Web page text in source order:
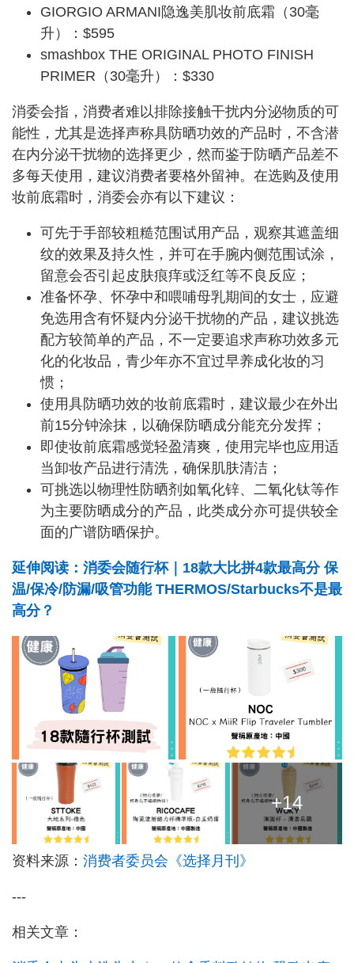
GIORGIO ARMANI隐逸美肌妆前底霜（30毫
升）：$595
smashbox THE ORIGINAL PHOTO FINISH
PRIMER（30毫升）：$330
消委会指，消费者难以排除接触干扰内分泌物质的可
能性，尤其是选择声称具防晒功效的产品时，不含潜
在内分泌干扰物的选择更少，然而鉴于防晒产品差不
多每天使用，建议消费者要格外留神。在选购及使用
妆前底霜时，消委会亦有以下建议：
可先于手部较粗糙范围试用产品，观察其遮盖细
纹的效果及持久性，并可在手腕内侧范围试涂，
留意会否引起皮肤痕痒或泛红等不良反应；
准备怀孕、怀孕中和喂哺母乳期间的女士，应避
免选用含有怀疑内分泌干扰物的产品，建议挑选
配方较简单的产品，不一定要追求声称功效多元
化的化妆品，青少年亦不宜过早养成化妆的习
惯；
使用具防晒功效的妆前底霜时，建议最少在外出
前15分钟涂抹，以确保防晒成分能充分发挥；
即使妆前底霜感觉轻盈清爽，使用完毕也应用适
当卸妆产品进行清洗，确保肌肤清洁；
可挑选以物理性防晒剂如氧化锌、二氧化钛等作
为主要防晒成分的产品，此类成分亦可提供较全
面的广谱防晒保护。
延伸阅读：消委会随行杯｜18款大比拼4款最高分 保
温/保冷/防漏/吸管功能 THERMOS/Starbucks不是最
高分？
+14
资料来源： 消费者委员会《选择月刊》
---
相关文章：